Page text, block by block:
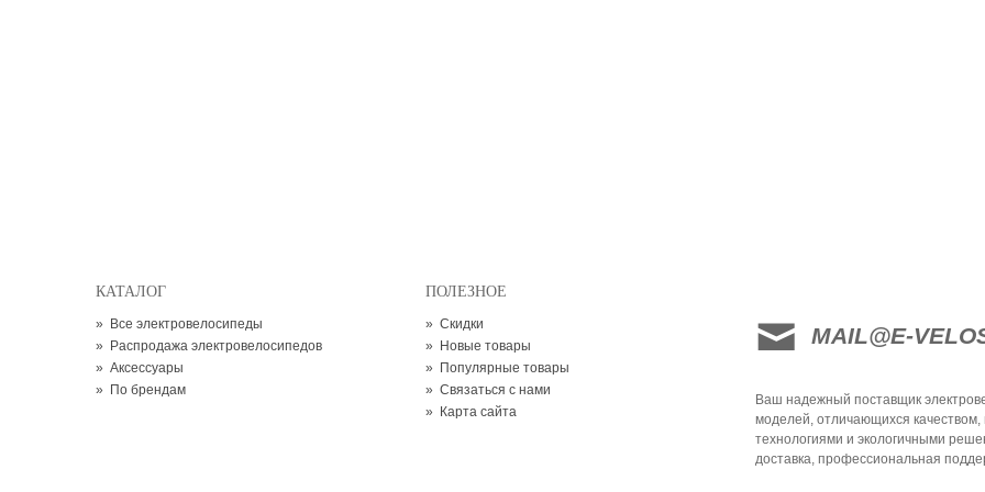
КАТАЛОГ
»
Все электровелосипеды
»
Распродажа электровелосипедов
» Аксессуары
»
По брендам
ПОЛЕЗНОЕ
» Скидки
»
Новые товары
»
Популярные товары
» Связаться с нами
»
Карта сайта
MAIL@E-
Ваш надежный поставщик
моделей, отличающихся
технологиями и экологичными
доставка, профессиональная